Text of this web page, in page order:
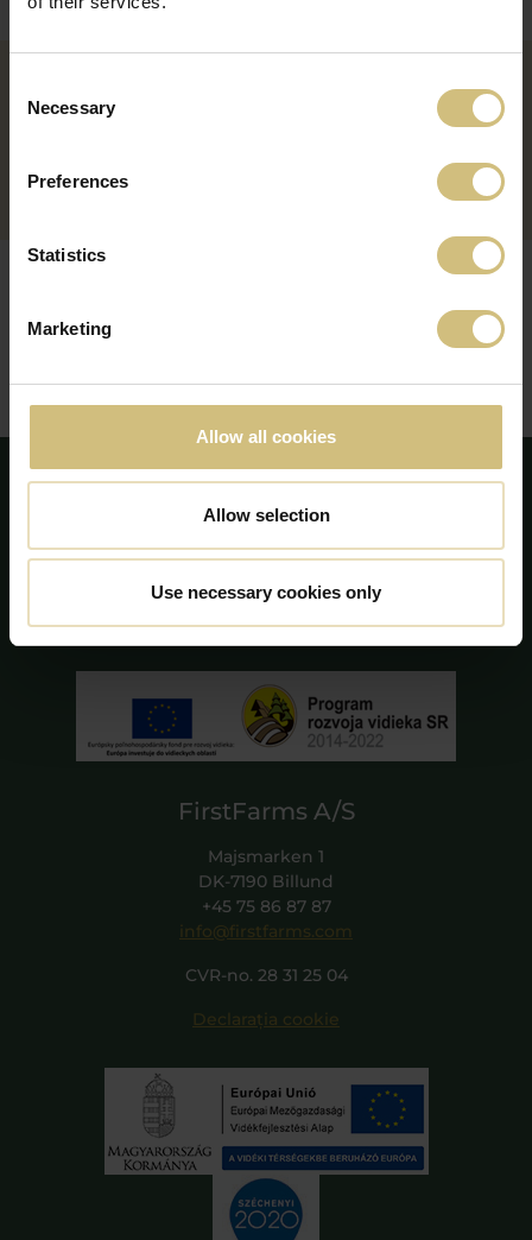
Selection
Necessary
Preferences
Statistics
Marketing
Allow all cookies
Allow selection
Use necessary cookies only
RĂSPUNDERE SOCIALĂ
PERFORMANȚĂ FINANCIARĂ
NOASTRE (ÎN
FirstFarms A/S
Majsmarken 1
DK-7190 Billund
+45 75 86 87 87
info@firstfarms.com
CVR-no. 28 31 25 04
Declarația cookie